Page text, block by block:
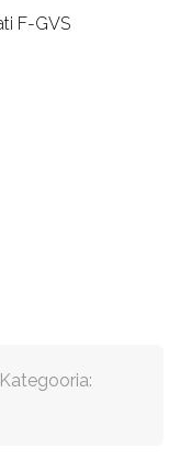
F-GVS
Kategooria: